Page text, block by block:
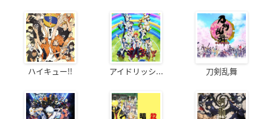
ハイキュー!! アイドリッシ... 刀剣乱舞